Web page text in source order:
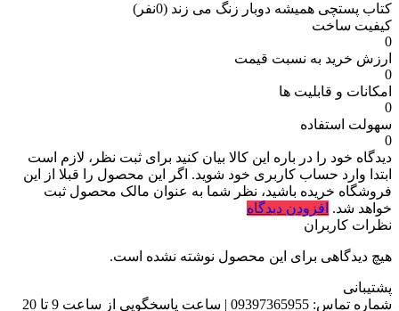
کتاب پستچی همیشه دوبار زنگ می زند (0نفر)
کیفیت ساخت
0
ارزش خرید به نسبت قیمت
0
امکانات و قابلیت ها
0
سهولت استفاده
0
دیدگاه خود را در باره این کالا بیان کنید برای ثبت نظر، لازم است
ابتدا وارد حساب کاربری خود شوید. اگر این محصول را قبلا از این
فروشگاه خریده باشید، نظر شما به عنوان مالک محصول ثبت
خواهد شد. افزودن دیدگاه
نظرات کاربران
هیچ دیدگاهی برای این محصول نوشته نشده است.
پشتیبانی
شماره تماس: 09397365955
| ساعت پاسخگویی از ساعت 9 تا 20